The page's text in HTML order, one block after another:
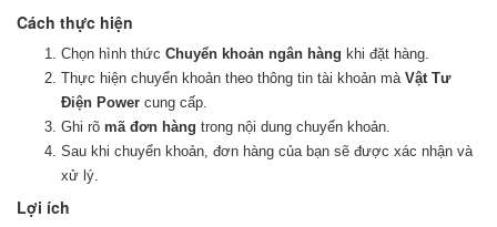
Cách thực hiện
Chọn hình thức Chuyển khoản ngân hàng khi đặt hàng.
Thực hiện chuyển khoản theo thông tin tài khoản mà Vật Tư
Điện Power cung cấp.
Ghi rõ mã đơn hàng trong nội dung chuyển khoản.
Sau khi chuyển khoản, đơn hàng của bạn sẽ được xác nhận và
xử lý.
Lợi ích